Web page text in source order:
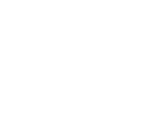
项目简介：Aisa采集400-
Signal Characteristics as a
of the discrete-canopy effective